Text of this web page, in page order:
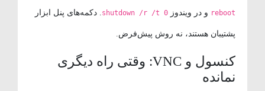
rebootو در ویندوزshutdown /r /t 0. دکمه‌های پنل ابزار
پشتیبان هستند، نه روش پیش‌فرض.
کنسول و VNC: وقتی راه دیگری
نمانده